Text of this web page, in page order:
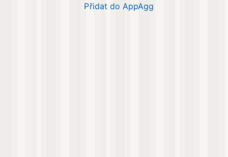
Přidat do AppAgg